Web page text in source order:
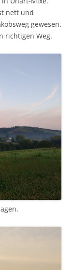
nett und
gewesen.
richtigen Weg.